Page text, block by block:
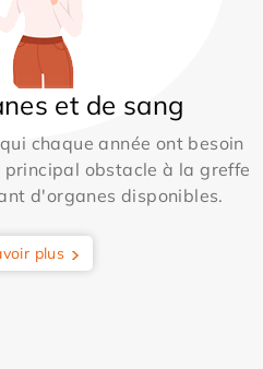
et de sang
chaque année ont besoin
obstacle à la greffe
d'organes disponibles.
plus